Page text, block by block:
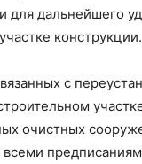
для дальнейшего
конструкции.
с
очистных
всеми